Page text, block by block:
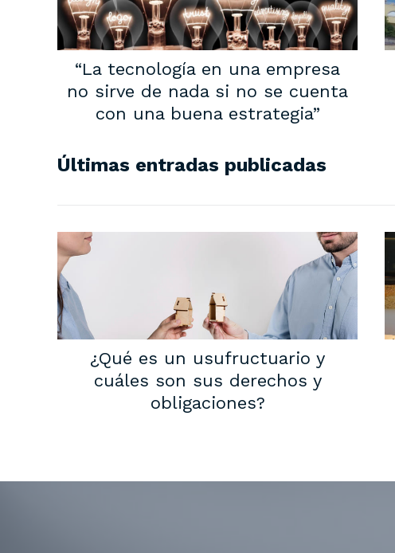
“La tecnología en una empresa
no sirve de nada si no se cuenta
con una buena estrategia”
Últimas entradas publicadas
¿Qué es un usufructuario y
cuáles son sus derechos y
obligaciones?